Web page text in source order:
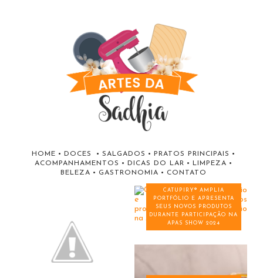
HOME • DOCES • SALGADOS • PRATOS PRINCIPAIS •
ACOMPANHAMENTOS • DICAS DO LAR • LIMPEZA •
BELEZA • GASTRONOMIA • CONTATO
CATUPIRY® AMPLIA
PORTFÓLIO E APRESENTA
SEUS NOVOS PRODUTOS
DURANTE PARTICIPAÇÃO NA
APAS SHOW 2024